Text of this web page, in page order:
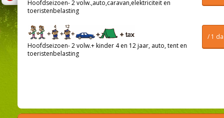
Hoofdseizoen- 2 volw.,auto,caravan,elektriciteit en
toeristenbelasting
/ 1
Hoofdseizoen- 2 volw.+ kinder 4 en 12 jaar, auto, tent en
toeristenbelasting